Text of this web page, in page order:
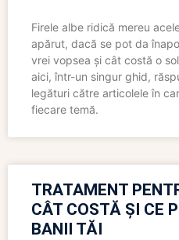
Firele albe ridică mereu
apărut, dacă se pot da
vrei vopsea și cât costă o
aici, într-un singur ghid,
legături către articolele în
fiecare temă.
TRATAMENT
CÂT COSTĂ ȘI CE
BANII TĂI